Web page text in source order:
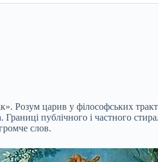
Розум царив у філософських
публічного і частного
слов.